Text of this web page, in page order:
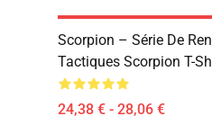
Scorpion – Série De
Tactiques Scorpion T-
24,38 € - 28,06 €